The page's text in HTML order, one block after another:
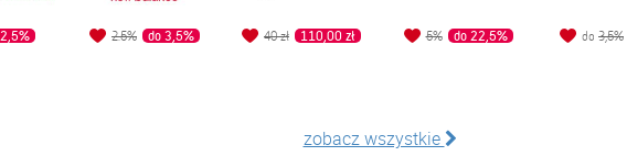
2,5% 2.5% do 3,5% 40 zł 110,00 zł 5% do 22,5% do 3,5%
zobacz wszystkie